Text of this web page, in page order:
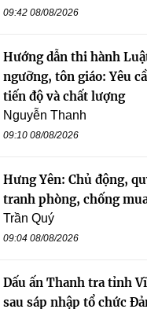
09:42 08/08/2026
Hướng dẫn thi hành
ngưỡng, tôn giáo: Yêu
tiến độ và chất lượng
Nguyễn Thanh
09:10 08/08/2026
Hưng Yên: Chủ động,
tranh phòng, chống
Trần Quý
09:04 08/08/2026
Dấu ấn Thanh tra tỉnh
sau sáp nhập tổ chức